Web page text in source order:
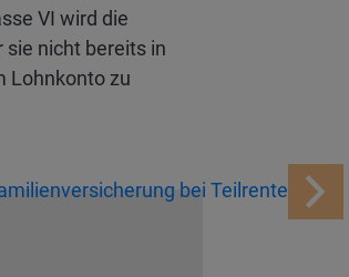
VI wird die
nicht bereits in
Lohnkonto zu
bei Teilrente